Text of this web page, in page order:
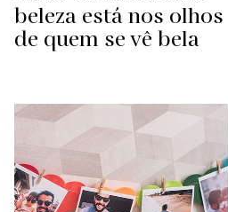
beleza está nos olhos
de quem se vê bela